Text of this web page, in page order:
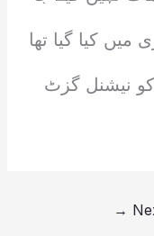
کیا گیا تھا
نیشنل گزٹ
→